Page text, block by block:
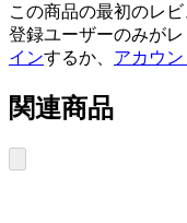
この商品の最初のレビ
登録ユーザーのみが
インするか、 アカウ
関連商品